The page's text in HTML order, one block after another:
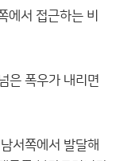
서 접근하는 비
은 폭우가 내리면
서쪽에서 발달해